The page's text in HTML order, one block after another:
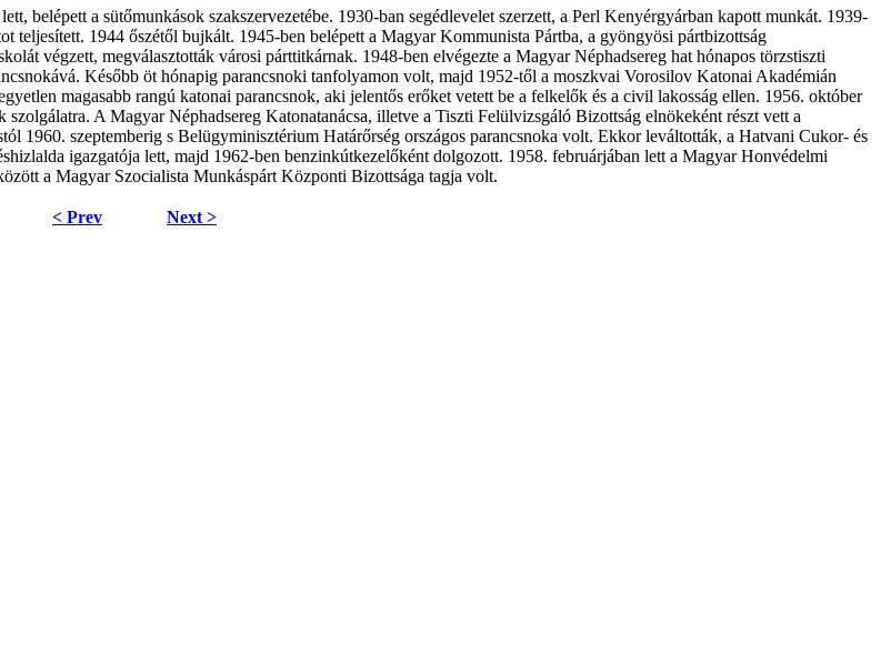
belépett a sütőmunkások szakszervezetébe. 1930-ban segédlevelet szerzett, a Perl Kenyérgyárban kapott munkát. 1939-
1944 őszétől bujkált. 1945-ben belépett a Magyar Kommunista Pártba, a gyöngyösi pártbizottság
végzett, megválasztották városi párttitkárnak. 1948-ben elvégezte a Magyar Néphadsereg hat hónapos törzstiszti
Később öt hónapig parancsnoki tanfolyamon volt, majd 1952-től a moszkvai Vorosilov Katonai Akadémián
magasabb rangú katonai parancsnok, aki jelentős erőket vetett be a felkelők és a civil lakosság ellen. 1956. október
A Magyar Néphadsereg Katonatanácsa, illetve a Tiszti Felülvizsgáló Bizottság elnökeként részt vett a
1960. szeptemberig s Belügyminisztérium Határőrség országos parancsnoka volt. Ekkor leváltották, a Hatvani Cukor- és
igazgatója lett, majd 1962-ben benzinkútkezelőként dolgozott. 1958. februárjában lett a Magyar Honvédelmi
a Magyar Szocialista Munkáspárt Központi Bizottsága tagja volt.
< Prev Next >